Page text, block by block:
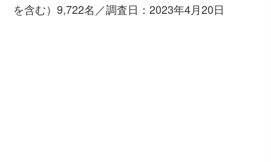
を含む）9,722名／調査日：2023年4月20日